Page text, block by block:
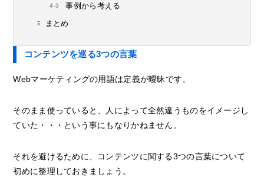
事例から考える
まとめ
コンテンツを巡る3つの言葉
Webマーケティングの用語は定義が曖昧です。
そのまま使っていると、人によって全然違うものをイメージし
ていた・・・という事にもなりかねません。
それを避けるために、コンテンツに関する3つの言葉について
初めに整理しておきましょう。